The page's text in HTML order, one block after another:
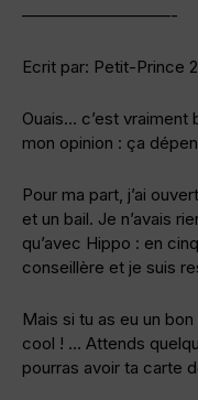
—————————-
Ecrit par: Petit-Prince
Ouais… c’est
mon opinion : ça
Pour ma part, j’ai
et un bail. Je n’avais
qu’avec Hippo : en
conseillère et je suis
Mais si tu as eu un
cool ! … Attends
pourras avoir ta carte